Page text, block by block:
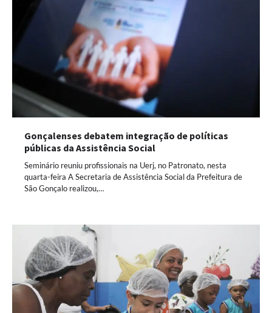
Gonçalenses debatem integração de políticas
públicas da Assistência Social
Seminário reuniu profissionais na Uerj, no Patronato, nesta
quarta-feira A Secretaria de Assistência Social da Prefeitura de
São Gonçalo realizou,…